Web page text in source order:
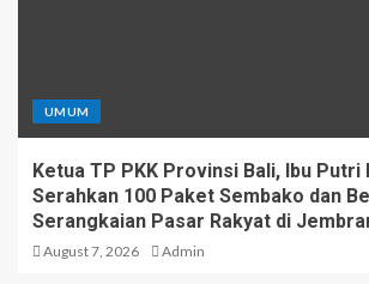
UMUM
Ketua TP PKK Provinsi Bali, Ibu Putri
Serahkan 100 Paket Sembako dan
Serangkaian Pasar Rakyat di
August 7, 2026 Admin